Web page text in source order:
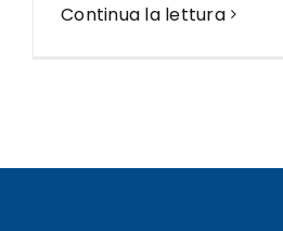
Continua la lettura